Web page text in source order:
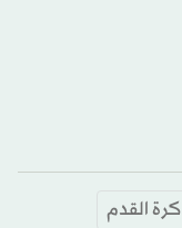
كرة القدم